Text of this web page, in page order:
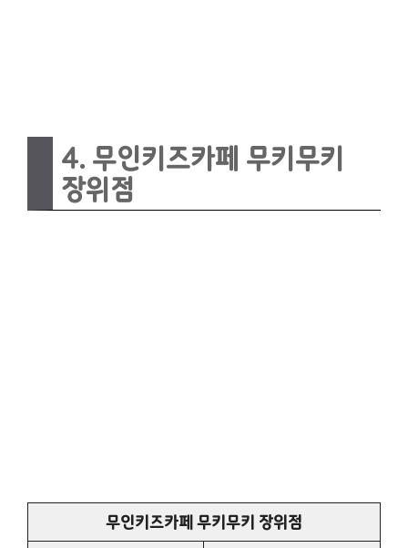
4. 무인키즈카페 무키무키
장위점
무인키즈카페 무키무키 장위점